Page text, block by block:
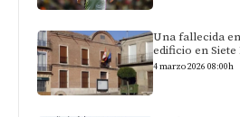
Una fallecida
edificio en
4 marzo 2026 08:00h